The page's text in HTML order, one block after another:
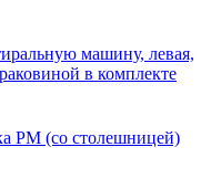
машину, левая,
в комплекте
РМ (со столешницей)